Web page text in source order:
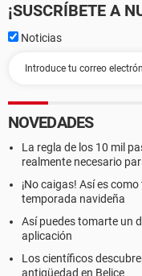
¡SUSCRÍBETE A
Noticias
NOVEDADES
La regla de los 10 mil
realmente necesario
¡No caigas! Así es
temporada navideña
Así puedes tomarte un
aplicación
Los científicos
antigüedad en Belice